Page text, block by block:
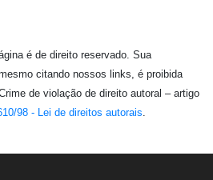
é de direito reservado. Sua
citando nossos links, é proibida
de violação de direito autoral – artigo
98 - Lei de direitos autorais.